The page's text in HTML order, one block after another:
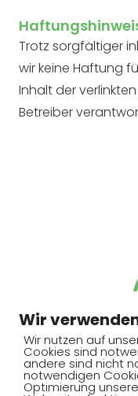
Trotz sorgfältiger
wir keine Haftung
Inhalt der
Betreiber
Wir
Wir nutzen auf
Cookies sind
andere sind nicht
notwendigen
Optimierung